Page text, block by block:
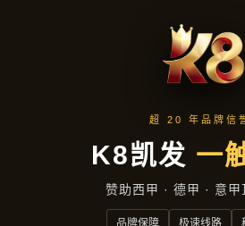
企业要闻
首页 企业要闻